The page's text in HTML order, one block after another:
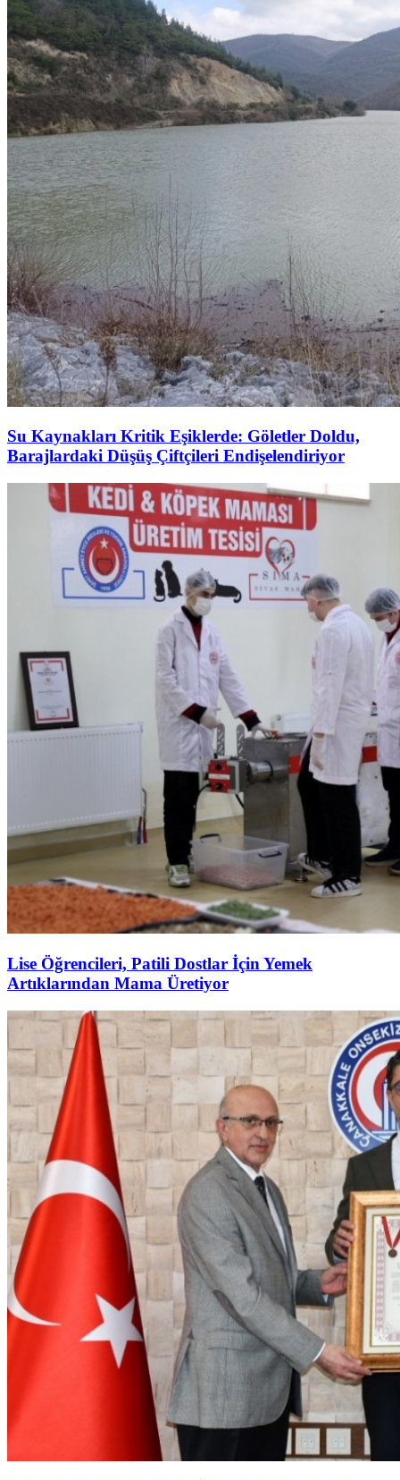
Su Kaynakları Kritik Eşiklerde: Göletler Doldu,
Barajlardaki Düşüş Çiftçileri Endişelendiriyor
Lise Öğrencileri, Patili Dostlar İçin Yemek
Artıklarından Mama Üretiyor